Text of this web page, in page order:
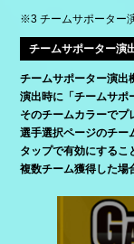
※3 チームサポーター
チームサポーター演
チームサポーター演出
演出時に「チームサポ
そのチームカラーでプ
選手選択ページのチー
タップで有効にするこ
複数チーム獲得した場